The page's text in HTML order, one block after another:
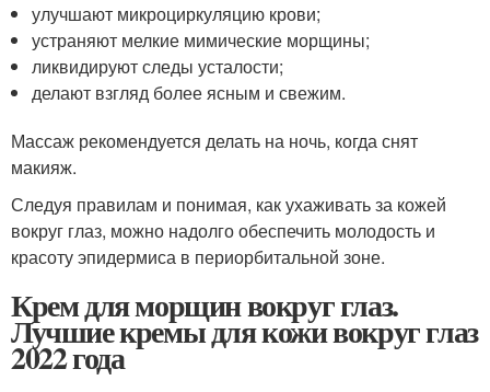
улучшают микроциркуляцию крови;
устраняют мелкие мимические морщины;
ликвидируют следы усталости;
делают взгляд более ясным и свежим.
Массаж рекомендуется делать на ночь, когда снят
макияж.
Следуя правилам и понимая, как ухаживать за кожей
вокруг глаз, можно надолго обеспечить молодость и
красоту эпидермиса в периорбитальной зоне.
Крем для морщин вокруг глаз.
Лучшие кремы для кожи вокруг глаз
2022 года